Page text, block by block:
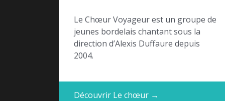
Le Chœur Voyageur est un groupe de
jeunes bordelais chantant sous la
direction d’Alexis Duffaure depuis
2004.
Découvrir Le chœur →